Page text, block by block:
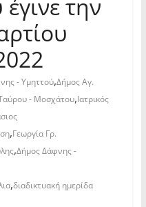
την
- Υμηττού,Δήμος Αγ.
- Μοσχάτου,Ιατρικός
,Γεωργία Γρ.
,Δήμος Δάφνης -
,διαδικτυακή ημερίδα